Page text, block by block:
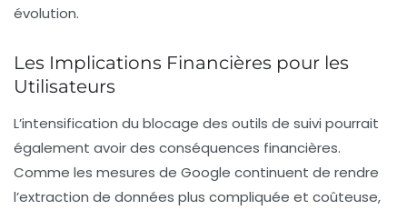
évolution.
Les Implications Financières pour les
Utilisateurs
L’intensification du blocage des outils de suivi pourrait
également avoir des conséquences financières.
Comme les mesures de Google continuent de rendre
l’extraction de données plus compliquée et coûteuse,